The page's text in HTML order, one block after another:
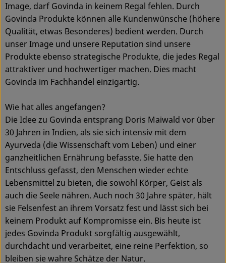
Image, darf Govinda in keinem Regal fehlen. Durch
Govinda Produkte können alle Kundenwünsche (höhere
Qualität, etwas Besonderes) bedient werden. Durch
unser Image und unsere Reputation sind unsere
Produkte ebenso strategische Produkte, die jedes Regal
attraktiver und hochwertiger machen. Dies macht
Govinda im Fachhandel einzigartig.
Wie hat alles angefangen?
Die Idee zu Govinda entsprang Doris Maiwald vor über
30 Jahren in Indien, als sie sich intensiv mit dem
Ayurveda (die Wissenschaft vom Leben) und einer
ganzheitlichen Ernährung befasste. Sie hatte den
Entschluss gefasst, den Menschen wieder echte
Lebensmittel zu bieten, die sowohl Körper, Geist als
auch die Seele nähren. Auch noch 30 Jahre später, hält
sie Felsenfest an ihrem Vorsatz fest und lässt sich bei
keinem Produkt auf Kompromisse ein. Bis heute ist
jedes Govinda Produkt sorgfältig ausgewählt,
durchdacht und verarbeitet, eine reine Perfektion, so
bleiben sie wahre Schätze der Natur.